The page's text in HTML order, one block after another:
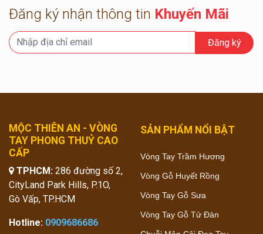
Đăng ký nhận thông tin Khuyến Mãi
Đăng ký
MỘC THIÊN AN - VÒNG
TAY PHONG THUỶ CAO
CẤP
TPHCM: 286 đường số 2,
CityLand Park Hills, P.1O,
Gò Vấp, TP.HCM
Hotline: 0909686686
SẢN PHẨM NỔI BẬT
Vòng Tay Trầm Hương
Vòng Gỗ Huyết Rồng
Vòng Tay Gỗ Sưa
Vòng Tay Gỗ Tử Đàn